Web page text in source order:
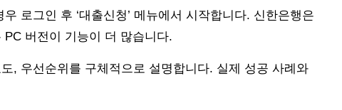
로그인 후 ‘대출신청’ 메뉴에서 시작합니다. 신한은행은
버전이 기능이 더 많습니다.
, 우선순위를 구체적으로 설명합니다. 실제 성공 사례와